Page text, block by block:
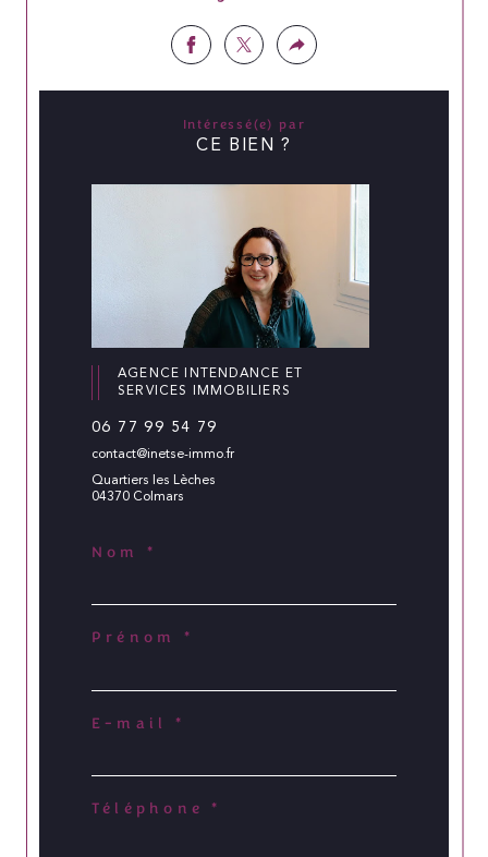
Intéressé(e) par
CE BIEN ?
AGENCE INTENDANCE ET
SERVICES IMMOBILIERS
06 77 99 54 79
contact@inetse-immo.fr
Quartiers les Lèches
04370 Colmars
Nom *
Prénom *
E-mail *
Téléphone *